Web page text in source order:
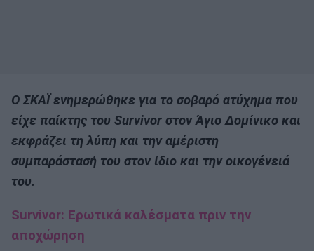
Ο ΣΚΑΪ ενημερώθηκε για το σοβαρό ατύχημα που
είχε παίκτης του Survivor στον Άγιο Δομίνικο και
εκφράζει τη λύπη και την αμέριστη
συμπαράστασή του στον ίδιο και την οικογένειά
του.
Survivor: Ερωτικά καλέσματα πριν την
αποχώρηση